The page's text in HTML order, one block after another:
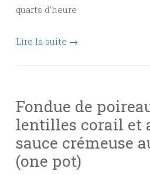
quarts d’heure
Lire la suite →
Fondue de
lentilles corail et
sauce crémeuse
(one pot)